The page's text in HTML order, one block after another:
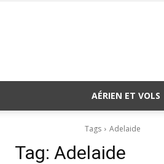
AÉRIEN ET VOLS
Tags Adelaide
Tag: Adelaide